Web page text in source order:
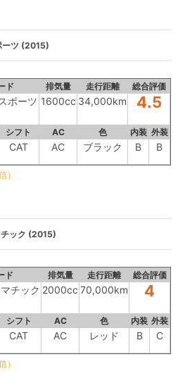
ーツ (2015)
ド 排気量 走行距離 総合評価
ポーツ 1600cc 34,000km 4.5
シフト AC 色 内装 外装
CAT AC ブラック B B
）
ック (2015)
ド 排気量 走行距離 総合評価
チック 2000cc 70,000km 4
シフト AC 色 内装 外装
CAT AC レッド B C
）